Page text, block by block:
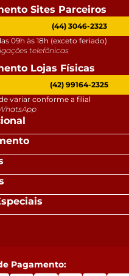
Sites Parceiros
(44) 3046-2323
09h às 18h (exceto feriado)
telefônicas
Lojas Físicas
(42) 99164-2325
variar conforme a filial
Pagamento: